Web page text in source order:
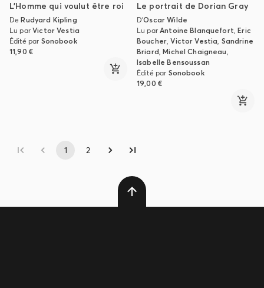
L'Homme qui voulut être roi
DeRudyard Kipling
Lu parVictor Vestia
Édité par Sonobook
11,90 €
Le portrait de Dorian Gray
D'Oscar Wilde
Lu parAntoine Blanquefort,Eric
Boucher,Victor Vestia, Sandrine
Briard,Michel Chaigneau,
Isabelle Bensoussan
Édité par Sonobook
19,00 €
1 2